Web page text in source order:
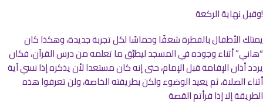
!وقبل نهاية الركعة
يمتلك الأطفال بالفطرة شغفًا وحماسًا لكل تجربة جديدة، وهكذا كان
“هاني” أثناء وجوده في المسجد ليطبِّق ما تعلمه من درس القرآن، فكان
يردد أذان الإقامة قبل الإمام، حتى إنه كان مستعدا لأن يذكره إذا نسي آية
أثناء الصلاة، ثم يعيد الوضوء ولكن بطريقته الخاصة، ولن تعرفوا هذه
الطريقة إلا إذا قرأتم القصة